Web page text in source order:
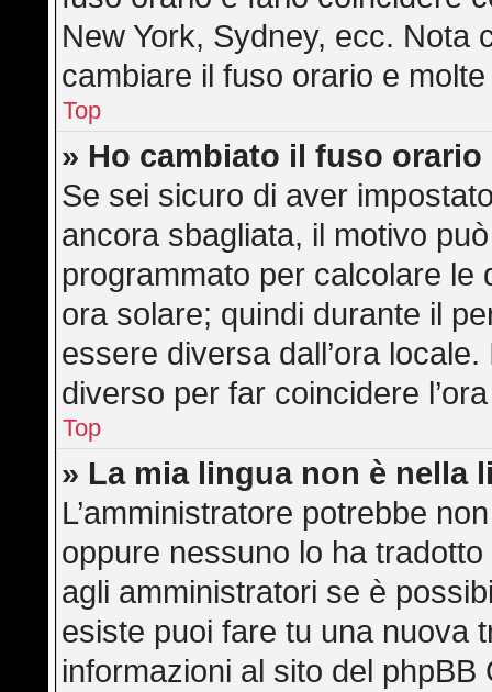
New York, Sydney, ecc. Nota
cambiare il fuso orario e
Top
» Ho cambiato il fuso orario
Se sei sicuro di aver
ancora sbagliata, il motivo
programmato per calcolare le
ora solare; quindi durante il
essere diversa dall’ora
diverso per far coincidere
Top
» La mia lingua non è nella
L’amministratore potrebbe
oppure nessuno lo ha
agli amministratori se è
esiste puoi fare tu una nuova
informazioni al sito del